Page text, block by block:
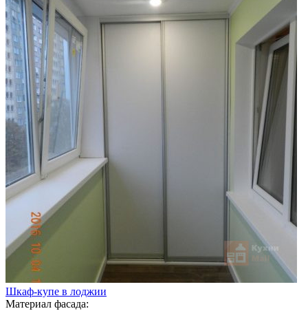
Шкаф-купе в лоджии
Материал фасада: